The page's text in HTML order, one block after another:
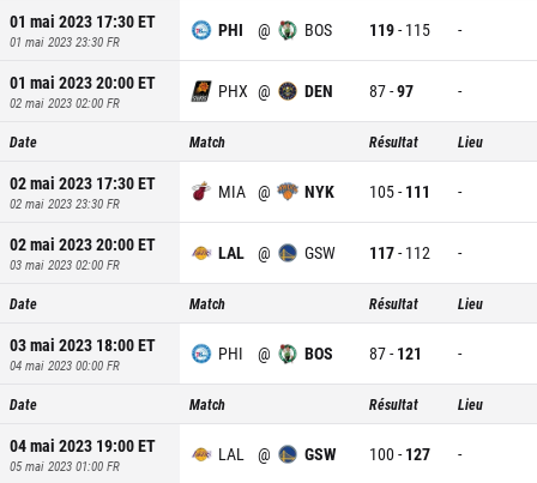
01 mai 2023 17:30ET
01 mai 2023 23:30 FR
PHI @ BOS 119- 115 -
01 mai 2023 20:00ET
02 mai 2023 02:00 FR
PHX @ DEN 87-97 -
Date Match Résultat Lieu
02 mai 2023 17:30ET
02 mai 2023 23:30 FR
MIA @ NYK 105- 111 -
02 mai 2023 20:00ET
03 mai 2023 02:00 FR
LAL @ GSW 117- 112 -
Date Match Résultat Lieu
03 mai 2023 18:00ET
04 mai 2023 00:00 FR
PHI @ BOS 87- 121 -
Date Match Résultat Lieu
04 mai 2023 19:00ET
05 mai 2023 01:00 FR
LAL @ GSW 100- 127 -